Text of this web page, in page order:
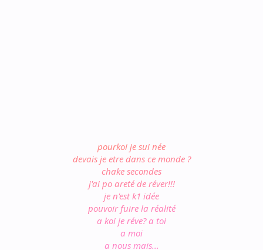
pourkoi je sui née
devaisje etre dans cemonde ?
chake secondes
j'aipoareté deréver!!!
je n'estk1 idée
pouvoirfuire la réalité
a koi je réve? a toi
a moi
a nousmais...